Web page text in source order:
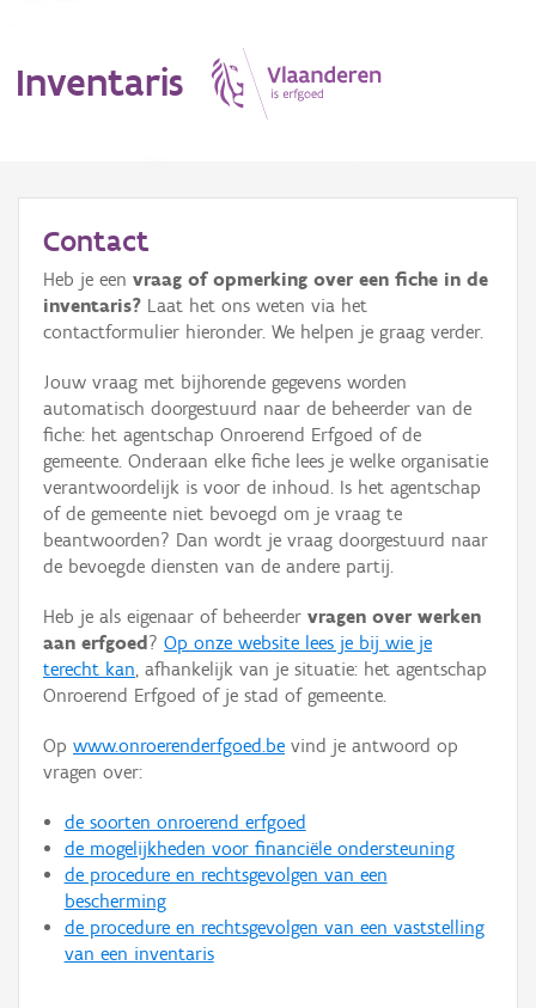
Inventaris
Erfgoedobject
Aanduidingsobject
Waarneming
Thema
Gebeurtenis
Persoon of collectief
Hergebruik
Aanmelden
Contact
Heb je een vraag of opmerking over een fiche in de
inventaris? Laat het ons weten via het
contactformulier hieronder. We helpen je graag verder.
Jouw vraag met bijhorende gegevens worden
automatisch doorgestuurd naar de beheerder van de
fiche: het agentschap Onroerend Erfgoed of de
gemeente. Onderaan elke fiche lees je welke organisatie
verantwoordelijk is voor de inhoud. Is het agentschap
of de gemeente niet bevoegd om je vraag te
beantwoorden? Dan wordt je vraag doorgestuurd naar
de bevoegde diensten van de andere partij.
Heb je als eigenaar of beheerder vragen over werken
aan erfgoed ? Op onze website lees je bij wie je
terecht kan, afhankelijk van je situatie: het agentschap
Onroerend Erfgoed of je stad of gemeente.
Op www.onroerenderfgoed.be vind je antwoord op
vragen over:
de soorten onroerend erfgoed
de mogelijkheden voor financiële ondersteuning
de procedure en rechtsgevolgen van een
bescherming
de procedure en rechtsgevolgen van een vaststelling
van een inventaris